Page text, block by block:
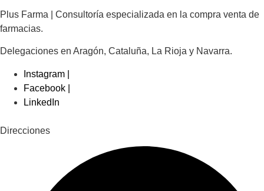
Plus Farma | Consultoría especializada en la compra venta de
farmacias.
Delegaciones en Aragón, Cataluña, La Rioja y Navarra.
Instagram |
Facebook |
LinkedIn
Direcciones